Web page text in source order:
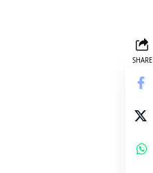
SHARE